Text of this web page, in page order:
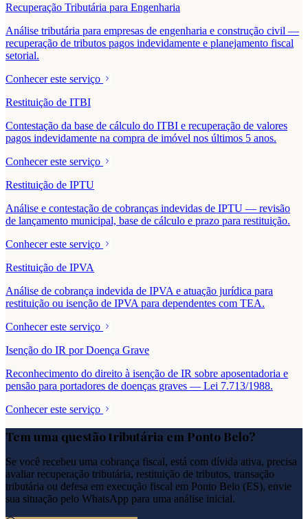
Recuperação Tributária para Engenharia
Análise tributária para empresas de engenharia e construção civil —
recuperação de tributos pagos indevidamente e planejamento fiscal
setorial.
Conhecer este serviço
Restituição de ITBI
Contestação da base de cálculo do ITBI e recuperação de valores
pagos indevidamente na compra de imóvel nos últimos 5 anos.
Conhecer este serviço
Restituição de IPTU
Análise e contestação de cobranças indevidas de IPTU — revisão
de lançamento municipal, base de cálculo e prazo para restituição.
Conhecer este serviço
Restituição de IPVA
Análise de cobrança indevida de IPVA e atuação jurídica para
restituição ou isenção de IPVA para dependentes com TEA.
Conhecer este serviço
Isenção do IR por Doença Grave
Reconhecimento do direito à isenção de IR sobre aposentadoria e
pensão para portadores de doenças graves — Lei 7.713/1988.
Conhecer este serviço
Tem uma questão tributária em Ponto Belo?
Se você recebeu uma cobrança fiscal, está com dívida ativa, precisa
avaliar recuperação tributária, restituição de tributos, transação
tributária ou defesa em execução fiscal em Ponto Belo (ES), envie
sua situação pelo WhatsApp para uma análise inicial.